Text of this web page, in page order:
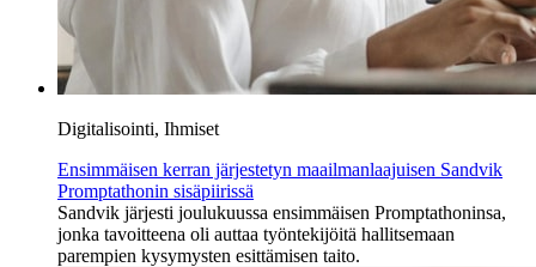
Digitalisointi, Ihmiset
Ensimmäisen kerran järjestetyn maailmanlaajuisen Sandvik
Promptathonin sisäpiirissä
Sandvik järjesti joulukuussa ensimmäisen Promptathoninsa,
jonka tavoitteena oli auttaa työntekijöitä hallitsemaan
parempien kysymysten esittämisen taito.